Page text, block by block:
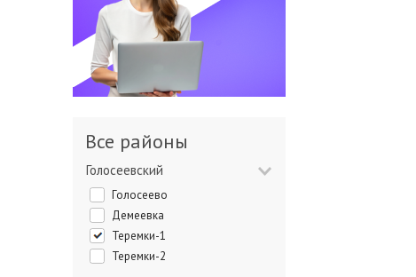
Все районы
Голосеевский
Голосеево
Демеевка
Теремки-1
Теремки-2